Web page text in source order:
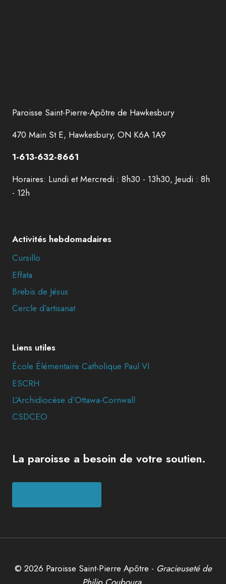
Paroisse Saint-Pierre-Apôtre de Hawkesbury
470 Main St E, Hawkesbury, ON K6A 1A9
1-613-632-8661
Horaires: Lundi et Mercredi : 8h30 - 13h30, Jeudi : 8h
- 12h
Activités hebdomadaires
Cursillo
Effata
Brebis de Jésus
Cercle d’artisanat
Liens utiles
École Élémentaire Catholique Paul VI
ESCRH
L’Archidiocèse d’Ottawa-Cornwall
CSDCEO
La paroisse a besoin de votre soutien.
© 2026 Paroisse Saint-Pierre Apôtre - Gracieuseté de